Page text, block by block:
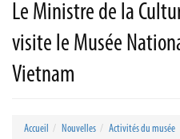
Le Ministre de la
visite le Musée
Vietnam
Accueil Nouvelles Activités du musée